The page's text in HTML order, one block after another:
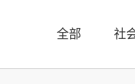
全部 社